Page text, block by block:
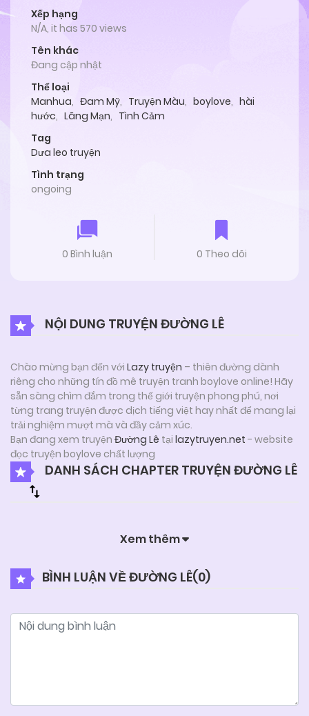
Xếp hạng
N/A, it has 570 views
Tên khác
Đang cập nhật
Thể loại
Manhua, Đam Mỹ, Truyện Màu, boylove, hài
hước, Lãng Mạn, Tình Cảm
Tag
Dưa leo truyện
Tình trạng
ongoing
0 Bình luận 0 Theo dõi
NỘI DUNG TRUYỆN ĐƯỜNG LÊ
Chào mừng bạn đến với Lazy truyện – thiên đường dành
riêng cho những tín đồ mê truyện tranh boylove online! Hãy
sẵn sàng chìm đắm trong thế giới truyện phong phú, nơi
từng trang truyện được dịch tiếng việt hay nhất để mang lại
trải nghiệm mượt mà và đầy cảm xúc.
Bạn đang xem truyện Đường Lê tại lazytruyen.net - website
đọc truyện boylove chất lượng
DANH SÁCH CHAPTER TRUYỆN ĐƯỜNG LÊ
Xem thêm
BÌNH LUẬN VỀ ĐƯỜNG LÊ(0)